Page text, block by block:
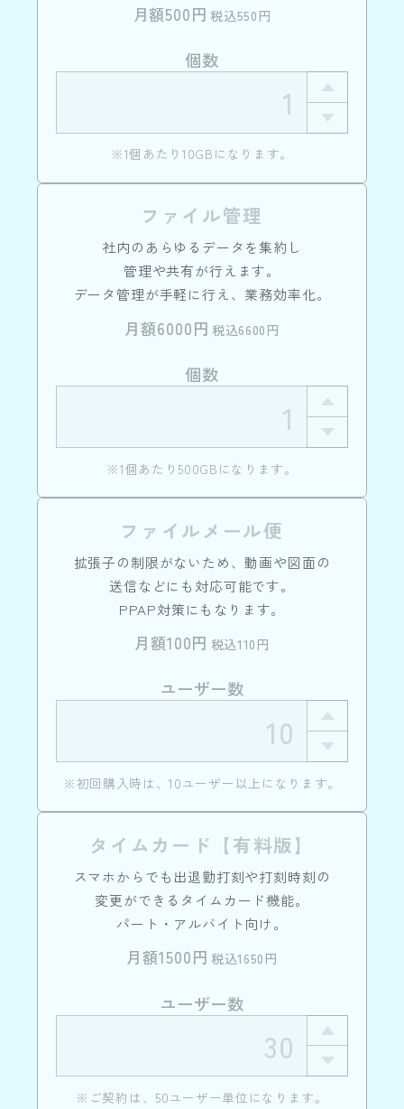
月額500円 税込550円
個数
※1個あたり10GBになります。
ファイル管理
社内のあらゆるデータを集約し
管理や共有が行えます。
データ管理が手軽に行え、業務効率化。
月額6000円 税込6600円
個数
※1個あたり500GBになります。
ファイルメール便
拡張子の制限がないため、動画や図面の
送信などにも対応可能です。
PPAP対策にもなります。
月額100円 税込110円
ユーザー数
※初回購入時は、10ユーザー以上になります。
タイムカード【有料版】
スマホからでも出退勤打刻や打刻時刻の
変更ができるタイムカード機能。
パート・アルバイト向け。
月額1500円 税込1650円
ユーザー数
※ご契約は、50ユーザー単位になります。